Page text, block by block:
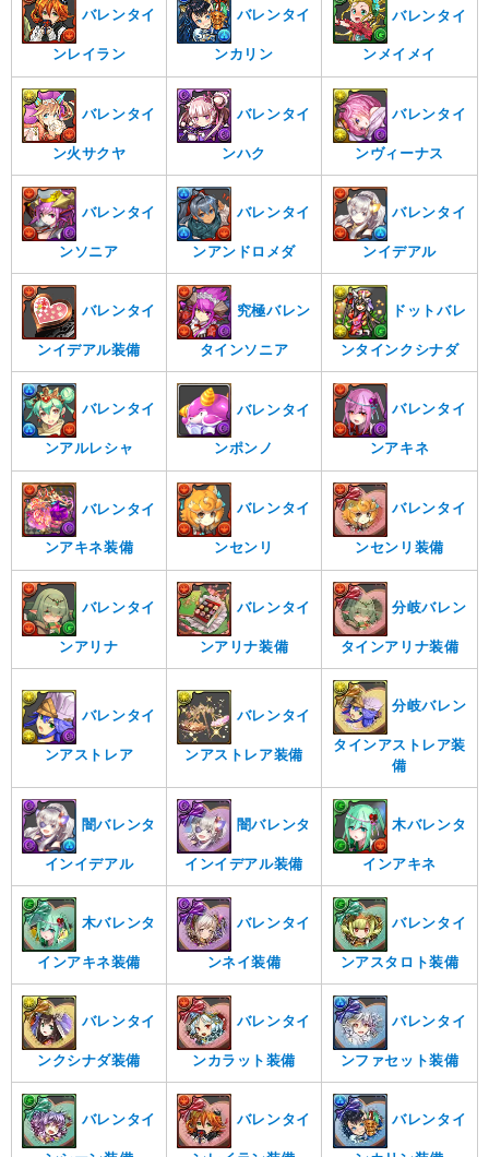
バレンタイ
ンレイラン
バレンタイ
ンカリン
バレンタイ
ンメイメイ
バレンタイ
ン火サクヤ
バレンタイ
ンハク
バレンタイ
ンヴィーナス
バレンタイ
ンソニア
バレンタイ
ンアンドロメダ
バレンタイ
ンイデアル
バレンタイ
ンイデアル装備
究極バレン
タインソニア
ドットバレ
ンタインクシナダ
バレンタイ
ンアルレシャ
バレンタイ
ンポンノ
バレンタイ
ンアキネ
バレンタイ
ンアキネ装備
バレンタイ
ンセンリ
バレンタイ
ンセンリ装備
バレンタイ
ンアリナ
バレンタイ
ンアリナ装備
分岐バレン
タインアリナ装備
バレンタイ
ンアストレア
バレンタイ
ンアストレア装備
分岐バレン
タインアストレア装
備
闇バレンタ
インイデアル
闇バレンタ
インイデアル装備
木バレンタ
インアキネ
木バレンタ
インアキネ装備
バレンタイ
ンネイ装備
バレンタイ
ンアスタロト装備
バレンタイ
ンクシナダ装備
バレンタイ
ンカラット装備
バレンタイ
ンファセット装備
バレンタイ バレンタイ バレンタイ